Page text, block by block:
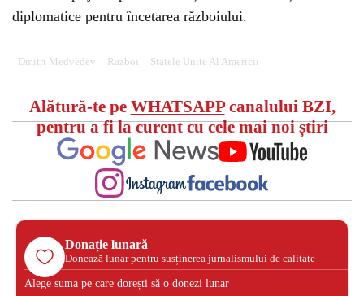
diplomatice pentru încetarea războiului.
Dmitri Medvedev Razboi Statele Unite Al Americii
Alătură-te pe WHATSAPPcanalului BZI,
pentru a fi la curent cu cele mai noi știri
Donație lunară
Donează lunar pentru susținerea jurnalismului de calitate
Alege suma pe care dorești să o donezi lunar